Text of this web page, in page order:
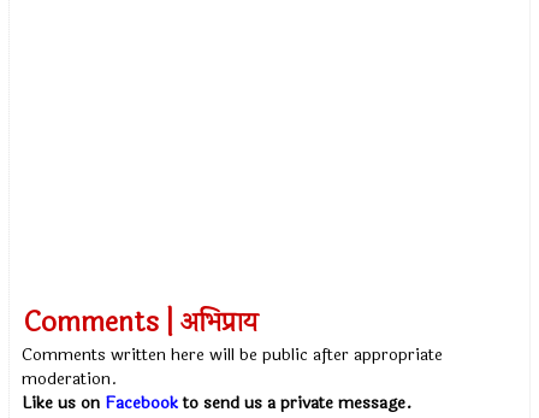
Comments | अभिप्राय
Comments written here will be public after appropriate
moderation.
Like us on Facebookto send us a private message.